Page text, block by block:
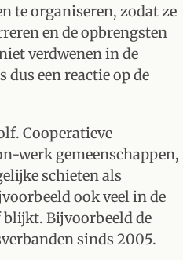
te organiseren, zodat ze
en de opbrengsten
verdwenen in de
een reactie op de
Cooperatieve
werk gemeenschappen,
schieten als
ook veel in de
Bijvoorbeeld de
sinds 2005.